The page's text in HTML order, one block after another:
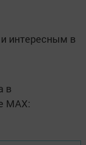
интересным в
в
MАХ: